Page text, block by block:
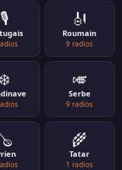
🎙️ 🎻
Roumain
9 radios
❄️ 🎺
Serbe
9 radios
🌾
Tatar
1 radios